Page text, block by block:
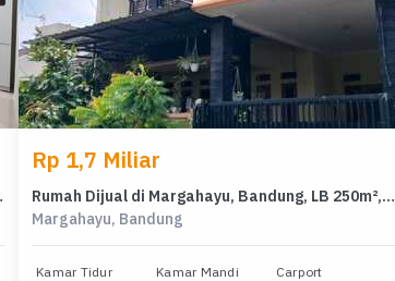
110m²
Rp 1,7 Miliar
Rumah Dijual di Margahayu, Bandung, LB 250m², Harga Kompetitif!
Margahayu, Bandung
Kamar Tidur Kamar Mandi Carport